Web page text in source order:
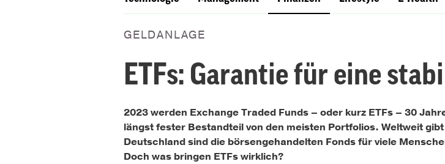
GELDANLAGE
ETFs: Garantie für eine
2023 werden Exchange Traded Funds – oder kurz ETFs – 30
längst fester Bestandteil von den meisten Portfolios. Weltweit
Deutschland sind die börsengehandelten Fonds für viele
Doch was bringen ETFs wirklich?